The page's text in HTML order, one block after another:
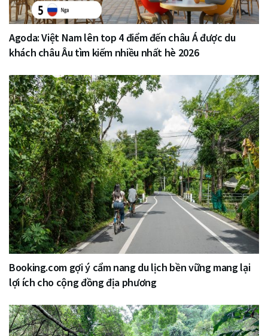
Agoda: Việt Nam lên top 4 điểm đến châu Á được du
khách châu Âu tìm kiếm nhiều nhất hè 2026
Booking.com gợi ý cẩm nang du lịch bền vững mang lại
lợi ích cho cộng đồng địa phương